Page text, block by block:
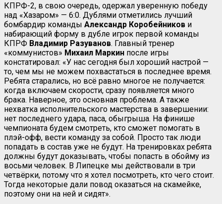
КПРФ-2, в свою очередь, одержал уверенную победу
над «Хазаром» — 6:0. Дублями отметились лучший
бомбардир команды Александр Коробейников и
набирающий форму в дубле игрок первой команды
КПРФ Владимир Разуванов. Главный тренер
«коммунистов» Михаил Маркин после игры
констатировал: «У нас сегодня был хороший настрой —
то, чем мы не можем похвастаться в последнее время.
Ребята старались, но всё равно многое не получается:
когда включаем скорости, сразу появляется много
брака. Наверное, это основная проблема. А также
нехватка исполнительского мастерства в завершении:
нет последнего удара, паса, обыгрыша. На финише
чемпионата будем смотреть, кто сможет помогать в
плэй-офф, вести команду за собой. Просто так люди
попадать в состав уже не будут. На тренировках ребята
должны будут доказывать, чтобы попасть в обойму из
восьми человек. В Липецке мы действовали в три
четвёрки, потому что я хотел посмотреть, кто чего стоит.
Тогда некоторые дали повод оказаться на скамейке,
поэтому они на ней и сидят».